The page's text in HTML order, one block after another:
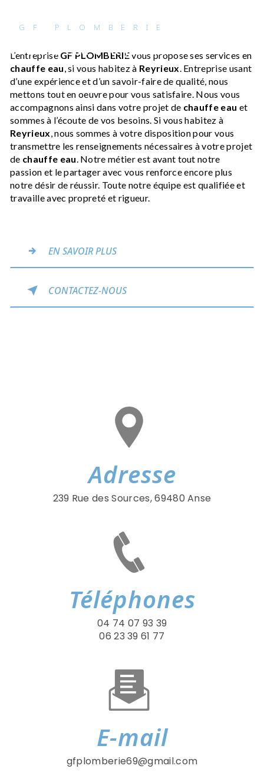
GF PLOMBERIE
chauffe eau à Reyrieux
L’entreprise GF PLOMBERIEvous propose ses services en
chauffe eau , si vous habitez à Reyrieux . Entreprise usant
d’une expérience et d’un savoir-faire de qualité, nous
mettons tout en oeuvre pour vous satisfaire. Nous vous
accompagnons ainsi dans votre projet de chauffe eau et
sommes à l’écoute de vos besoins. Si vous habitez à
Reyrieux , nous sommes à votre disposition pour vous
transmettre les renseignements nécessaires à votre projet
de chauffe eau . Notre métier est avant tout notre
passion et le partager avec vous renforce encore plus
notre désir de réussir. Toute notre équipe est qualifiée et
travaille avec propreté et rigueur.
EN SAVOIR PLUS
CONTACTEZ-NOUS
Adresse
239 Rue des Sources, 69480 Anse
Téléphones
04 74 07 93 39
06 23 39 61 77
E-mail
gfplomberie69@gmail.com